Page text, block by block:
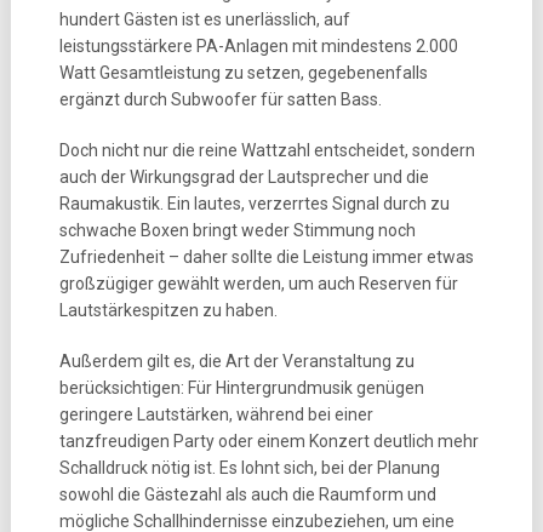
hundert Gästen ist es unerlässlich, auf
leistungsstärkere PA-Anlagen mit mindestens 2.000
Watt Gesamtleistung zu setzen, gegebenenfalls
ergänzt durch Subwoofer für satten Bass.
Doch nicht nur die reine Wattzahl entscheidet, sondern
auch der Wirkungsgrad der Lautsprecher und die
Raumakustik. Ein lautes, verzerrtes Signal durch zu
schwache Boxen bringt weder Stimmung noch
Zufriedenheit – daher sollte die Leistung immer etwas
großzügiger gewählt werden, um auch Reserven für
Lautstärkespitzen zu haben.
Außerdem gilt es, die Art der Veranstaltung zu
berücksichtigen: Für Hintergrundmusik genügen
geringere Lautstärken, während bei einer
tanzfreudigen Party oder einem Konzert deutlich mehr
Schalldruck nötig ist. Es lohnt sich, bei der Planung
sowohl die Gästezahl als auch die Raumform und
mögliche Schallhindernisse einzubeziehen, um eine